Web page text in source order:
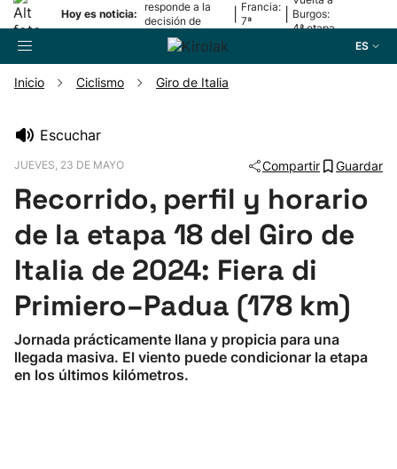
Hoy es noticia:
responde a la
decisión de
Oriamendi
Francia:
7ª
Burgos:
4ª etapa
ES
Fútbol
Pelota
Remo
Ciclismo
Inicio Ciclismo Giro de Italia
Escuchar
JUEVES, 23 DE MAYO Compartir Guardar
Recorrido, perfil y horario
de la etapa 18 del Giro de
Italia de 2024: Fiera di
Primiero–Padua (178 km)
Jornada prácticamente llana y propicia para una
llegada masiva. El viento puede condicionar la etapa
en los últimos kilómetros.